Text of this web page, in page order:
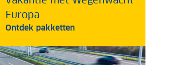
Europa
Ontdek pakketten